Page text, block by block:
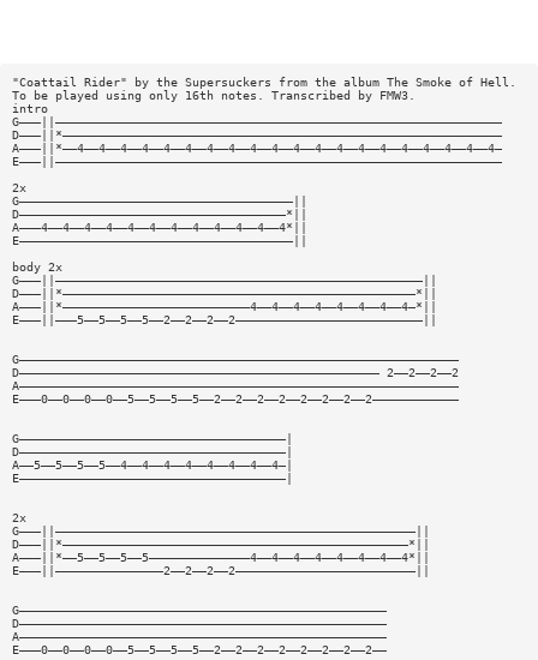
"Coattail Rider" by the Supersuckers from the album The Smoke of Hell.
To be played using only 16th notes. Transcribed by FMW3.
intro
G———||——————————————————————————————————————————————————————————————
D———||*—————————————————————————————————————————————————————————————
A———||*——4——4——4——4——4——4——4——4——4——4——4——4——4——4——4——4——4——4——4——4—
E———||——————————————————————————————————————————————————————————————
2x
G——————————————————————————————————————||
D—————————————————————————————————————*||
A———4——4——4——4——4——4——4——4——4——4——4——4*||
E——————————————————————————————————————||
body 2x
G———||———————————————————————————————————————————————————||
D———||*—————————————————————————————————————————————————*||
A———||*——————————————————————————4——4——4——4——4——4——4——4—*||
E———||———5——5——5——5——2——2——2——2——————————————————————————||
G—————————————————————————————————————————————————————————————
D—————————————————————————————————————————————————— 2——2——2——2
A—————————————————————————————————————————————————————————————
E———0——0——0——0——5——5——5——5——2——2——2——2——2——2——2——2————————————
G—————————————————————————————————————|
D—————————————————————————————————————|
A——5——5——5——5——4——4——4——4——4——4——4——4—|
E—————————————————————————————————————|
2x
G———||——————————————————————————————————————————————————||
D———||*————————————————————————————————————————————————*||
A———||*——5——5——5——5——————————————4——4——4——4——4——4——4——4*||
E———||———————————————2——2——2——2—————————————————————————||
G———————————————————————————————————————————————————
D———————————————————————————————————————————————————
A———————————————————————————————————————————————————
E———0——0——0——0——5——5——5——5——2——2——2——2——2——2——2——2——